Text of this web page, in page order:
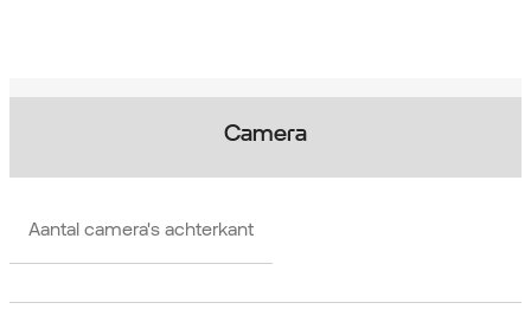
Camera
Aantal camera's achterkant